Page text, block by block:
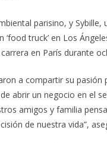
parisino, y
‘food truck’ en Los
en París durante
a compartir su
abrir un negocio en el
amigos y familia
de nuestra vida”,